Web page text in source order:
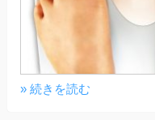
» 続きを読む